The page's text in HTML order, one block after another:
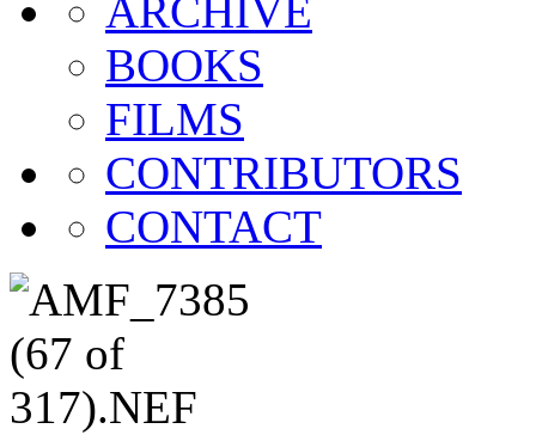
ARCHIVE
BOOKS
FILMS
CONTRIBUTORS
CONTACT